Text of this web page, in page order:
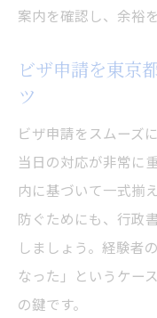
案内を確認し、余裕
ビザ申請を東京
ツ
ビザ申請をスムーズ
当日の対応が非常に
内に基づいて一式揃
防ぐためにも、行政
しましょう。経験者
なった」というケー
の鍵です。